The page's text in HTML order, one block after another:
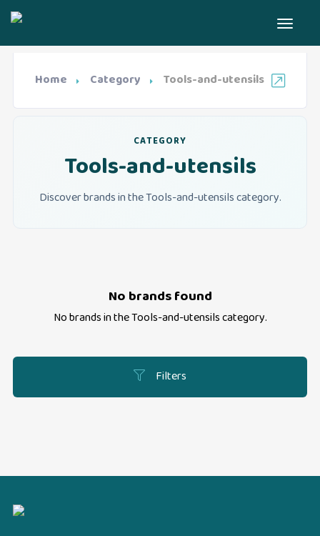
Home Category Tools-and-utensils
CATEGORY
Tools-and-utensils
Discover brands in the Tools-and-utensils category.
Filters
No brands found
No brands in theTools-and-utensilscategory.